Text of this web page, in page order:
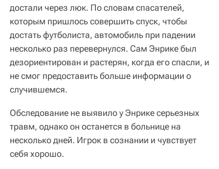
достали через люк. По словам спасателей,
которым пришлось совершить спуск, чтобы
достать футболиста, автомобиль при падении
несколько раз перевернулся. Сам Энрике был
дезориентирован и растерян, когда его спасли, и
не смог предоставить больше информации о
случившемся.
Обследование не выявило у Энрике серьезных
травм, однако он останется в больнице на
несколько дней. Игрок в сознании и чувствует
себя хорошо.